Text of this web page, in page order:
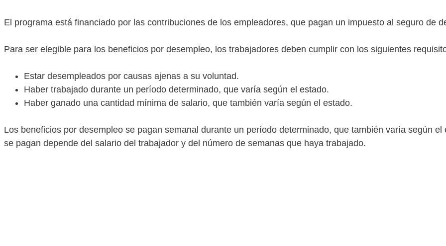
El programa está financiado por las contribuciones de los empleadores, que pagan un impuesto al seguro de
Para ser elegible para los beneficios por desempleo, los trabajadores deben cumplir con los siguientes
Estar desempleados por causas ajenas a su voluntad.
Haber trabajado durante un período determinado, que varía según el estado.
Haber ganado una cantidad mínima de salario, que también varía según el estado.
Los beneficios por desempleo se pagan semanal durante un período determinado, que también varía según
se pagan depende del salario del trabajador y del número de semanas que haya trabajado.